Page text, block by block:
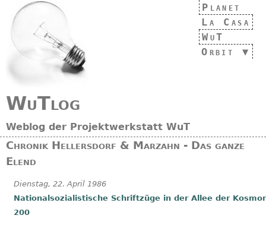
Planet
La Casa
WuT
Orbit
WuTlog
Weblog der Projektwerkstatt WuT
Chronik Hellersdorf & Marzahn - Das ganze
Elend
Dienstag, 22. April 1986
Nationalsozialistische Schriftzüge in der Allee der
200